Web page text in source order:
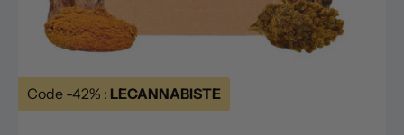
Code -42% : LECANNABISTE